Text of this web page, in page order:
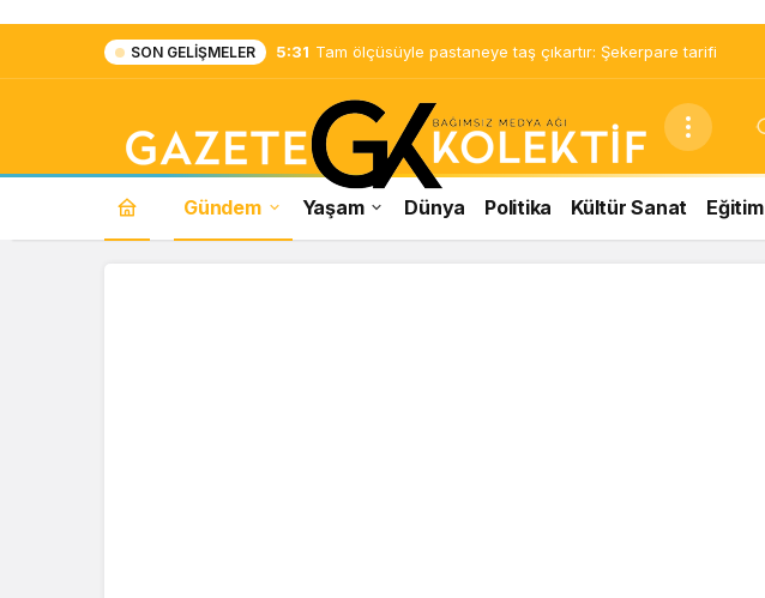
SON GELIŞMELER 5:31 Tam ölçüsüyle pastaneye taş çıkartır: Şekerpare tarifi
Gündem Yaşam Dünya Politika Kültür Sanat Eğitim